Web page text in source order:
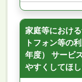
家庭等におけ
トフォン等の
年度） サービ
やすくしてほし